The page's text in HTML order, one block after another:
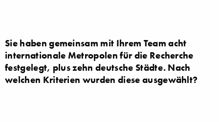
Sie haben gemeinsam mit Ihrem Team acht
internationale Metropolen für die Recherche
festgelegt, plus zehn deutsche Städte. Nach
welchen Kriterien wurden diese ausgewählt?